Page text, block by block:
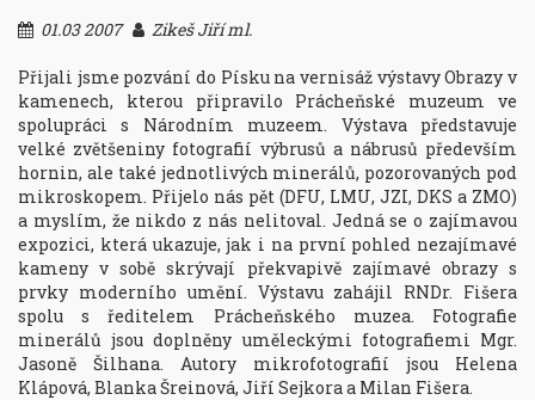
01.03 2007 Zikeš Jiří ml.
Přijali jsme pozvání do Písku na vernisáž výstavy Obrazy v
kamenech, kterou připravilo Prácheňské muzeum ve
spolupráci s Národním muzeem. Výstava představuje
velké zvětšeniny fotografií výbrusů a nábrusů především
hornin, ale také jednotlivých minerálů, pozorovaných pod
mikroskopem. Přijelo nás pět (DFU, LMU, JZI, DKS a ZMO)
a myslím, že nikdo z nás nelitoval. Jedná se o zajímavou
expozici, která ukazuje, jak i na první pohled nezajímavé
kameny v sobě skrývají překvapivě zajímavé obrazy s
prvky moderního umění. Výstavu zahájil RNDr. Fišera
spolu s ředitelem Prácheňského muzea. Fotografie
minerálů jsou doplněny uměleckými fotografiemi Mgr.
Jasoně Šilhana. Autory mikrofotografií jsou Helena
Klápová, Blanka Šreinová, Jiří Sejkora a Milan Fišera.